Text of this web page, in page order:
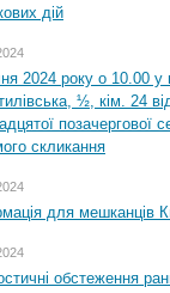
дій
2024 року о 10.00 у
½, кім. 24
позачергової
скликання
для мешканців
обстеження